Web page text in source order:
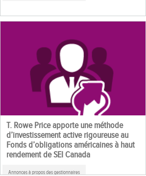
T. Rowe Price apporte une méthode
d’investissement active rigoureuse au
Fonds d’obligations américaines à haut
rendement de SEI Canada
Annonces à propos des gestionnaires